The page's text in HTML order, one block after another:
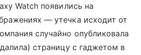
Watch появились на
— утечка исходит от
случайно опубликовала
страницу с гаджетом в